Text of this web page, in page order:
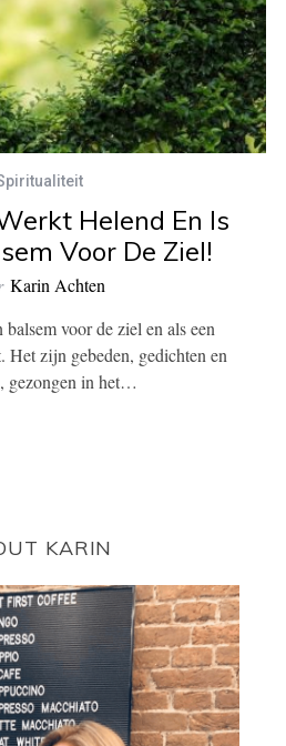
Helend En Is
Voor De Ziel!
Karin Achten
balsem voor de ziel en als een
Het zijn gebeden, gedichten en
gezongen in het…
KARIN